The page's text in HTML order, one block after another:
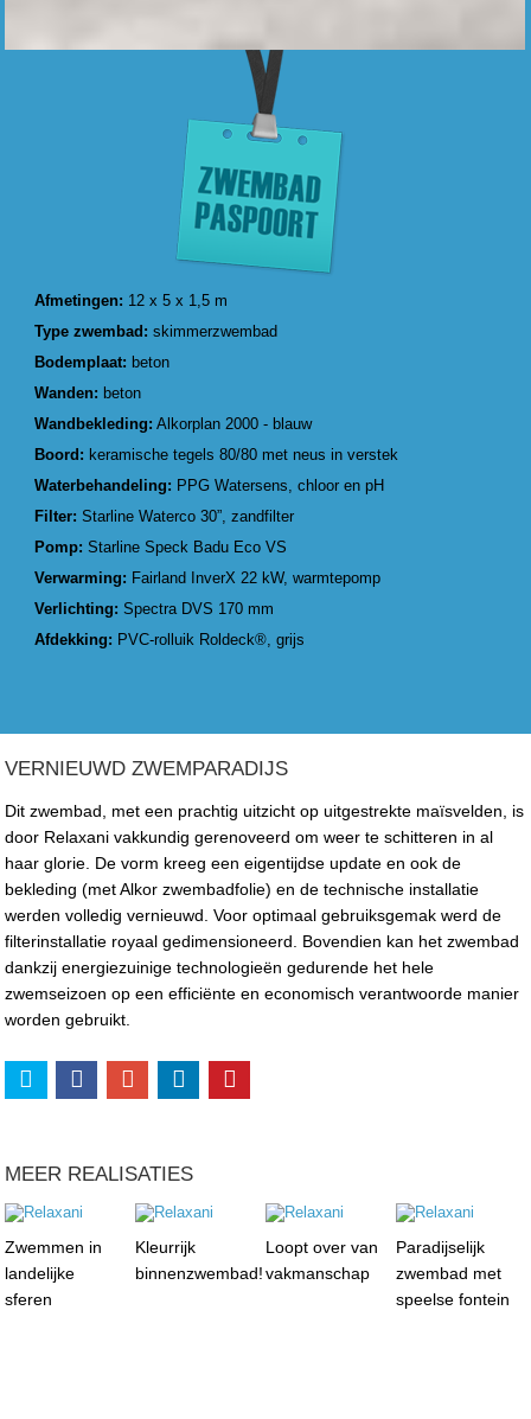
Afmetingen: 12 x 5 x 1,5 m
Type zwembad: skimmerzwembad
Bodemplaat: beton
Wanden: beton
Wandbekleding: Alkorplan 2000 - blauw
Boord: keramische tegels 80/80 met neus in verstek
Waterbehandeling: PPG Watersens, chloor en pH
Filter:Starline Waterco 30”, zandfilter
Pomp:Starline Speck Badu Eco VS
Verwarming: Fairland InverX 22 kW, warmtepomp
Verlichting:Spectra DVS 170 mm
Afdekking: PVC-rolluik Roldeck®, grijs
VERNIEUWD ZWEMPARADIJS
Dit zwembad, met een prachtig uitzicht op uitgestrekte maïsvelden, is
door Relaxani vakkundig gerenoveerd om weer te schitteren in al
haar glorie. De vorm kreeg een eigentijdse update en ook de
bekleding (met Alkor zwembadfolie) en de technische installatie
werden volledig vernieuwd. Voor optimaal gebruiksgemak werd de
filterinstallatie royaal gedimensioneerd. Bovendien kan het zwembad
dankzij energiezuinige technologieën gedurende het hele
zwemseizoen op een efficiënte en economisch verantwoorde manier
worden gebruikt.
MEER REALISATIES
Zwemmen in
landelijke
sferen
Kleurrijk
binnenzwembad!
Loopt over van
vakmanschap
Paradijselijk
zwembad met
speelse fontein